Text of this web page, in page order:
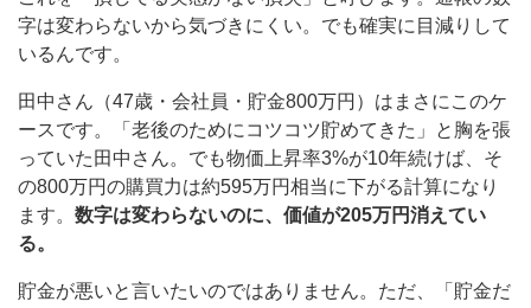
字は変わらないから気づきにくい。でも確実に目減りして
いるんです。
田中さん（47歳・会社員・貯金800万円）はまさにこのケ
ースです。「老後のためにコツコツ貯めてきた」と胸を張
っていた田中さん。でも物価上昇率3%が10年続けば、そ
の800万円の購買力は約595万円相当に下がる計算になり
ます。 数字は変わらないのに、価値が205万円消えてい
る。
貯金が悪いと言いたいのではありません。ただ、「貯金だ